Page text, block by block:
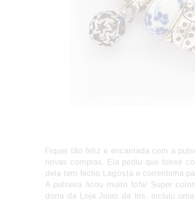
Fiquei tão feliz e encantada com a
novas compras. Ela pediu que fosse
dela tem fecho Lagosta e correntinha
A pulseira ficou muito fofa! Super
dona da Loja Joias da Iris, incluiu